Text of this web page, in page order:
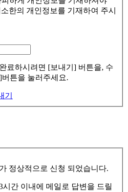
한의 개인정보를 기재하여 주시
료하시려면 [보내기] 버튼을, 수
튼을 눌러주세요.
기
정상적으로 신청 되었습니다.
시간 이내에 메일로 답변을 드릴